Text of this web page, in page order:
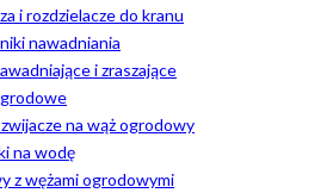
i rozdzielacze do kranu
nawadniania
i zraszające
na wąż ogrodowy
na wodę
z wężami ogrodowymi